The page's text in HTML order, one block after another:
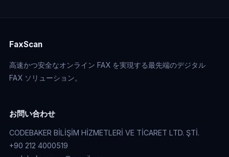
FaxScan
高速かつ安全なオンライン FAX を実現する最先端のデジタル
FAX ソリューション。
お問い合わせ
CODEBAKER BİLİŞİM HİZMETLERİ VE TİCARET LTD. ŞTİ.
+90 212 4000519